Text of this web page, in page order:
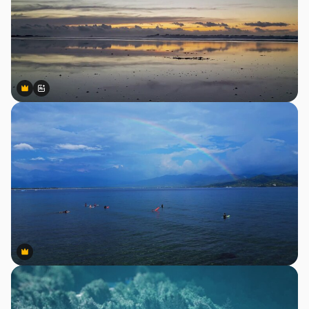
Premium
Premium
สร้างขึ้นโดย AI
Premium
Premium